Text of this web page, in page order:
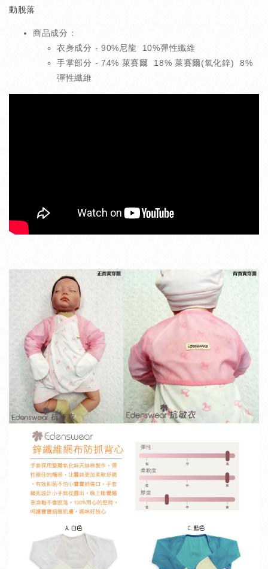
動脫落
商品成分：
衣身成分 - 90%尼龍 10%彈性纖維
手掌部分 - 74% 萊賽爾 18% 萊賽爾(氧化鋅) 8%
彈性纖維